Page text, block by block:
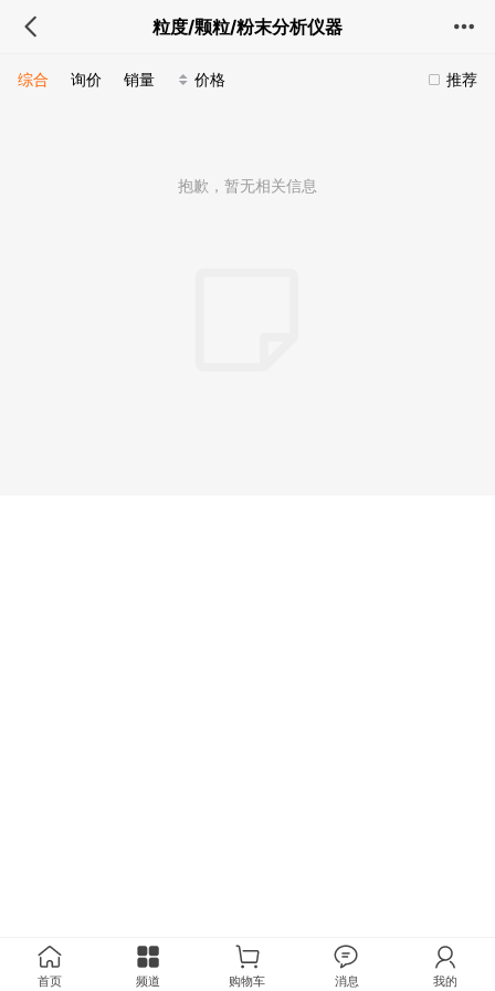
粒度/颗粒/粉末分析仪器
推荐
综合 询价 销量 价格
抱歉，暂无相关信息
首页 频道 购物车 消息 我的